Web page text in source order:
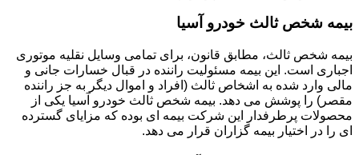
بیمه شخص ثالث خودرو آسیا
بیمه شخص ثالث، مطابق قانون، برای تمامی وسایل نقلیه موتوری
اجباری است. این بیمه مسئولیت راننده در قبال خسارات جانی و
مالی وارد شده به اشخاص ثالث (افراد و اموال دیگر به جز راننده
مقصر) را پوشش می دهد. بیمه شخص ثالث خودرو آسیا یکی از
محصولات پرطرفدار این شرکت بیمه ای بوده که مزایای گسترده
ای را در اختیار بیمه گزاران قرار می دهد.